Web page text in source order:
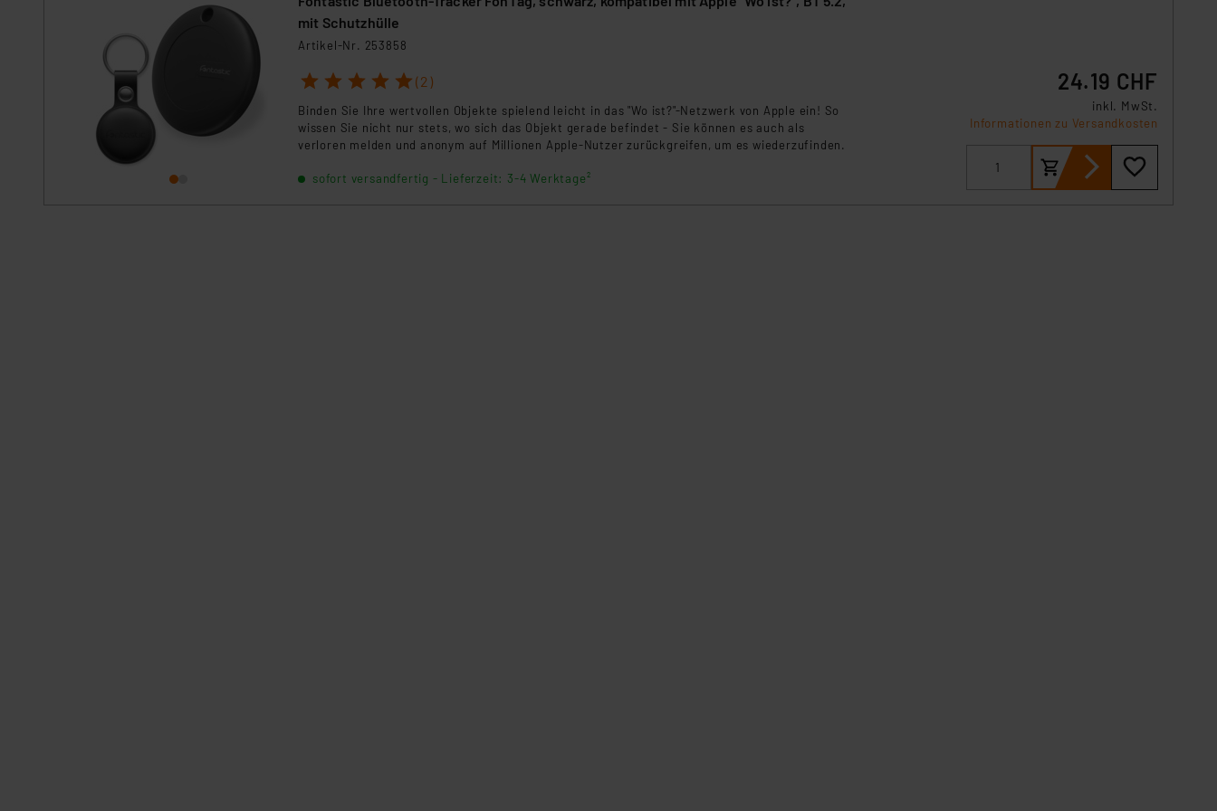
Impressum|Datenschutzerklärung
mit Schutzhülle
Artikel-Nr. 253858
1 2 3 4 5 (2)
Binden Sie Ihre wertvollen Objekte spielend leicht in das "Wo ist?"-Netzwerk von Apple ein! So
wissen Sie nicht nur stets, wo sich das Objekt gerade befindet - Sie können es auch als
verloren melden und anonym auf Millionen Apple-Nutzer zurückgreifen, um es wiederzufinden.
sofort versandfertig - Lieferzeit: 3-4 Werktage²
24.19 CHF
inkl. MwSt.
Informationen zu Versandkosten